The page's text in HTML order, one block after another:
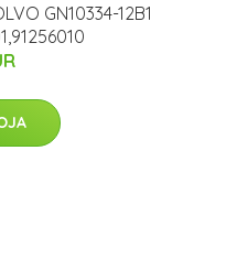
GN10334-12B1